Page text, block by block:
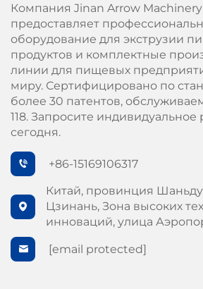
Компания Jinan Arrow Machinery
предоставляет
оборудование для экструзии
продуктов и комплектные
линии для пищевых
миру. Сертифицировано по
более 30 патентов,
118. Запросите
сегодня.
+86-15169106317
Китай, провинция
Цзинань, Зона высоких
инноваций, улица
[email protected]